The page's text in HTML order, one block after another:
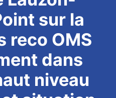
sur la
reco OMS
dans
niveau